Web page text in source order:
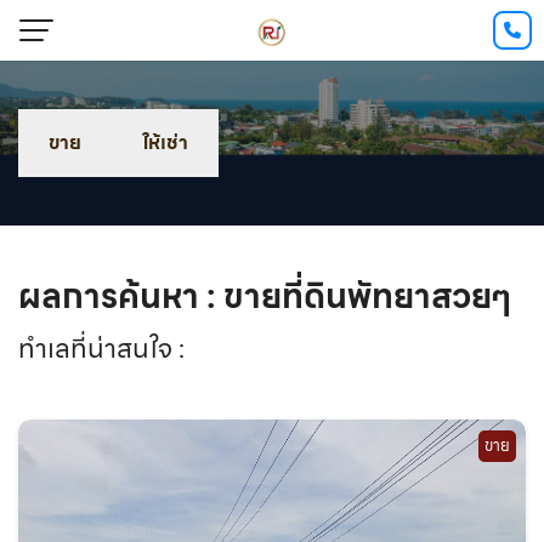
ขาย ให้เช่า
ผลการค้นหา : ขายที่ดินพัทยาสวยๆ
ทำเลที่น่าสนใจ :
ขาย